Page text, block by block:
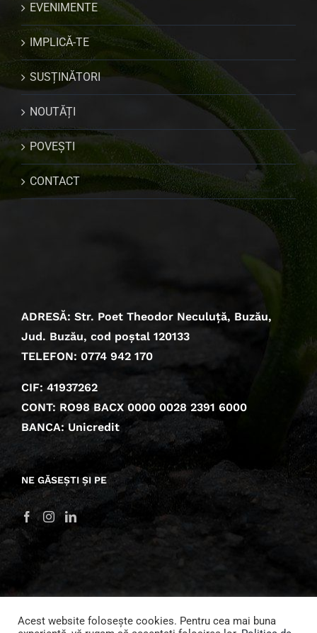
EVENIMENTE
IMPLICĂ-TE
SUSȚINĂTORI
NOUTĂȚI
POVEȘTI
CONTACT
ADRESĂ: Str. Poet Theodor Neculuță, Buzău,
Jud. Buzău, cod poștal 120133
TELEFON: 0774 942 170
CIF: 41937262
CONT: RO98 BACX 0000 0028 2391 6000
BANCA: Unicredit
NE GĂSEȘTI ȘI PE
Acest website folosește cookies. Pentru cea mai buna